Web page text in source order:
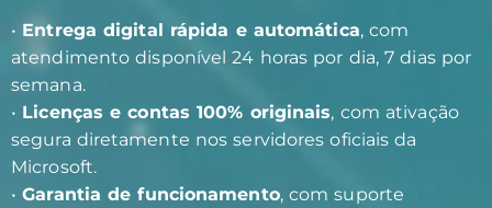
• Entrega digital rápida e automática, com
atendimento disponível 24 horas por dia, 7 dias por
semana.
• Licenças e contas 100% originais, com ativação
segura diretamente nos servidores oficiais da
Microsoft.
•Garantia de funcionamento, com suporte